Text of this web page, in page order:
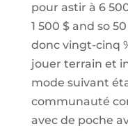
pour astir à 6
1 500 $ and so
donc vingt-cinq
jouer terrain et
mode suivant
communauté
avec de poche